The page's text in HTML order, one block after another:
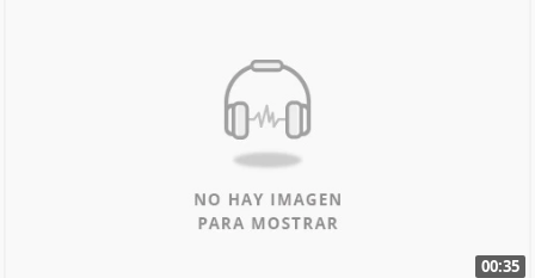
00:35